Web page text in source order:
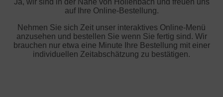
Ja, wir sind in der Nähe von Hollenbach und freuen uns
auf Ihre Online-Bestellung.
Nehmen Sie sich Zeit unser interaktives Online-Menü
anzusehen und bestellen Sie wenn Sie fertig sind. Wir
brauchen nur etwa eine Minute Ihre Bestellung mit einer
individuellen Zeitabschätzung zu bestätigen.